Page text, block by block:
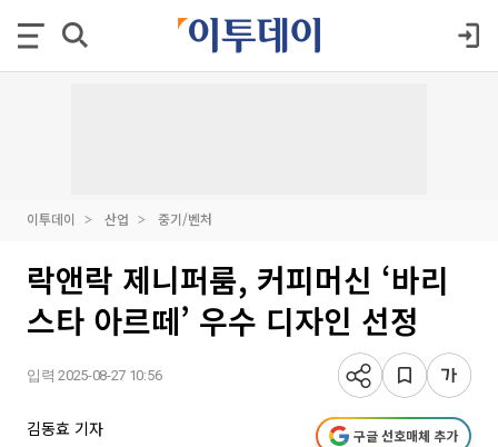
이투데이 산업 중기/벤처
락앤락 제니퍼룸, 커피머신 ‘바리
스타 아르떼’ 우수 디자인 선정
입력 2025-08-27 10:56
김동효 기자 구글 선호매체 추가